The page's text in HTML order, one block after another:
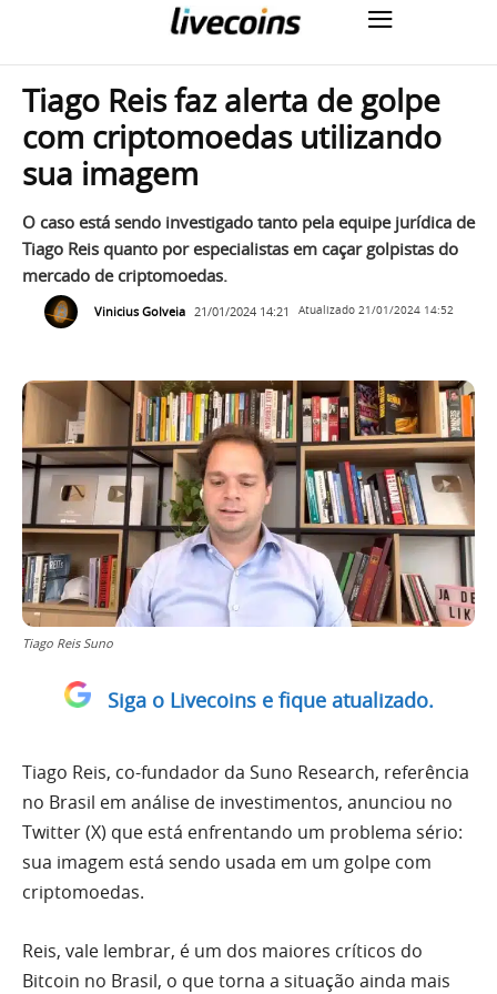
Tiago Reis faz alerta de golpe
com criptomoedas utilizando
sua imagem
O caso está sendo investigado tanto pela equipe jurídica de
Tiago Reis quanto por especialistas em caçar golpistas do
mercado de criptomoedas.
Vinicius Golveia 21/01/2024 14:21 Atualizado 21/01/2024 14:52
Tiago Reis Suno
Siga o Livecoins e fique atualizado.
Tiago Reis, co-fundador da Suno Research, referência
no Brasil em análise de investimentos, anunciou no
Twitter (X) que está enfrentando um problema sério:
sua imagem está sendo usada em um golpe com
criptomoedas.
Reis, vale lembrar, é um dos maiores críticos do
Bitcoin no Brasil, o que torna a situação ainda mais